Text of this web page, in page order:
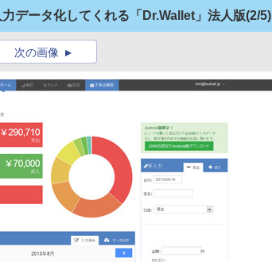
データ化してくれる「Dr.Wallet」法人版(2/5)
次の画像